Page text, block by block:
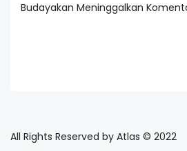
Budayakan Meninggalkan
All Rights Reserved by Atlas © 2022